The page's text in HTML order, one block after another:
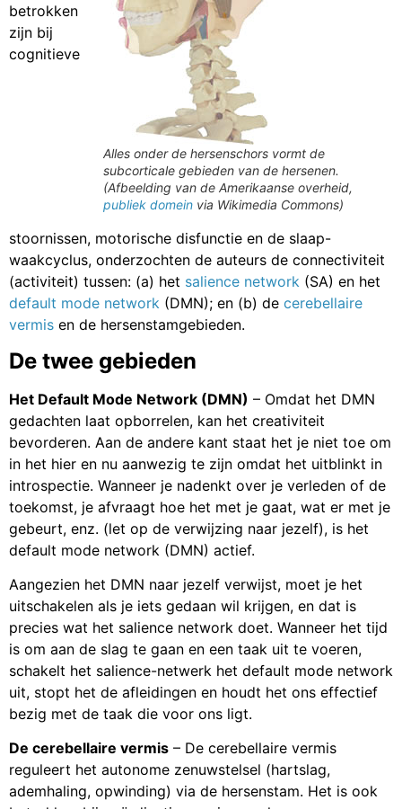
Alles onder de hersenschors vormt de
subcorticale gebieden van de hersenen.
(Afbeelding van de Amerikaanse overheid,
publiek domein via Wikimedia Commons)
betrokken
zijn bij
cognitieve
stoornissen, motorische disfunctie en de slaap-
waakcyclus, onderzochten de auteurs de connectiviteit
(activiteit) tussen: (a) het salience network (SA) en het
default mode network (DMN); en (b) de cerebellaire
vermis en de hersenstamgebieden.
De twee gebieden
Het Default Mode Network (DMN) – Omdat het DMN
gedachten laat opborrelen, kan het creativiteit
bevorderen. Aan de andere kant staat het je niet toe om
in het hier en nu aanwezig te zijn omdat het uitblinkt in
introspectie. Wanneer je nadenkt over je verleden of de
toekomst, je afvraagt hoe het met je gaat, wat er met je
gebeurt, enz. (let op de verwijzing naar jezelf), is het
default mode network (DMN) actief.
Aangezien het DMN naar jezelf verwijst, moet je het
uitschakelen als je iets gedaan wil krijgen, en dat is
precies wat het salience network doet. Wanneer het tijd
is om aan de slag te gaan en een taak uit te voeren,
schakelt het salience-netwerk het default mode network
uit, stopt het de afleidingen en houdt het ons effectief
bezig met de taak die voor ons ligt.
De cerebellaire vermis – De cerebellaire vermis
reguleert het autonome zenuwstelsel (hartslag,
ademhaling, opwinding) via de hersenstam. Het is ook